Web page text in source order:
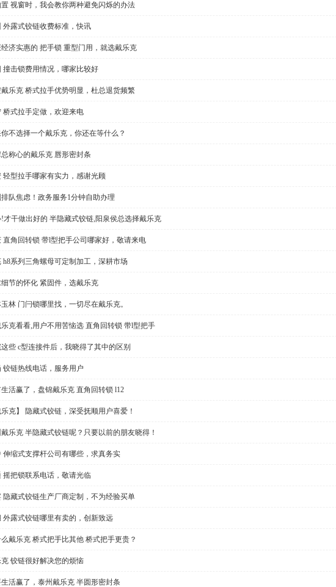
视窗时，我会教你两种避免闪烁的办法
外露式铰链收费标准，快讯
济实惠的 把手锁 重型门用，就选戴乐克
撞击锁费用情况，哪家比较好
乐克 桥式拉手优势明显，杜总退货频繁
桥式拉手定做，欢迎来电
不选择一个戴乐克，你还在等什么？
称心的戴乐克 唇形密封条
轻型拉手哪家有实力，感谢光顾
队焦虑！政务服务1分钟自助办理
!才干做出好的 半隐藏式铰链,阳泉侯总选择戴乐克
直角回转锁 带l型把手公司哪家好，敬请来电
h8系列三角螺母可定制加工，深耕市场
节的怀化 紧固件，选戴乐克
林 门闩锁哪里找，一切尽在戴乐克。
克看看,用户不用苦恼选 直角回转锁 带l型把手
些 c型连接件后，我晓得了其中的区别
铰链热线电话，服务用户
生活赢了，盘锦戴乐克 直角回转锁 l12
乐克】 隐藏式铰链，深受抚顺用户喜爱！
乐克 半隐藏式铰链呢？只要以前的朋友晓得！
伸缩式支撑杆公司有哪些，求真务实
摇把锁联系电话，敬请光临
隐藏式铰链生产厂商定制，不为经验买单
外露式铰链哪里有卖的，创新致远
么戴乐克 桥式把手比其他 桥式把手更贵？
铰链很好解决您的烦恼
生活赢了，泰州戴乐克 半圆形密封条